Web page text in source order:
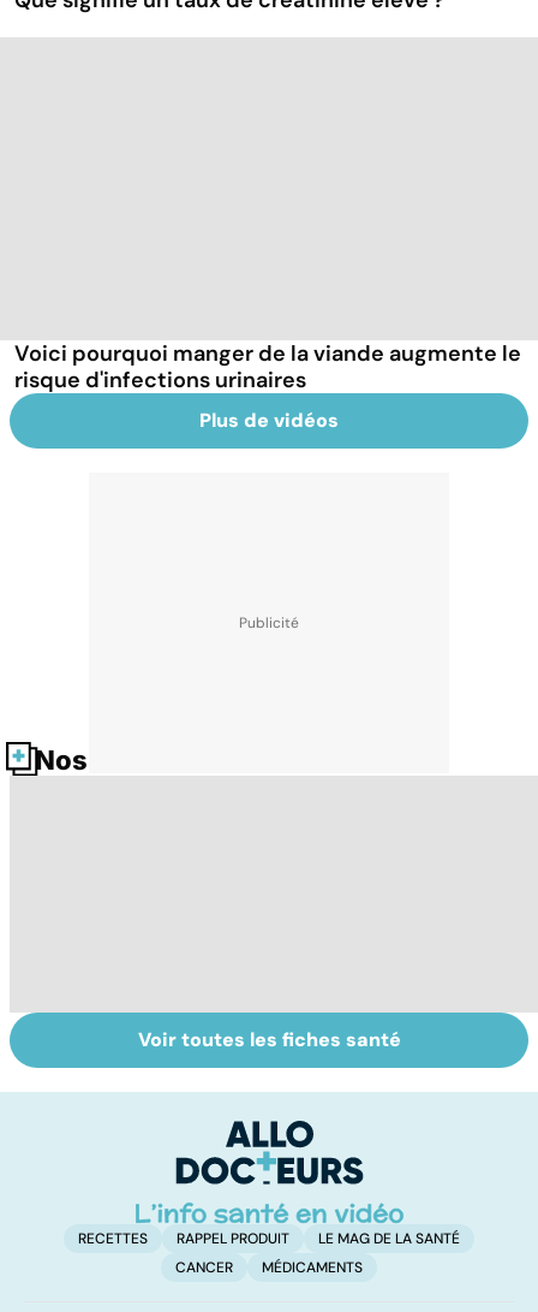
Voici pourquoi manger de la viande augmente le
risque d'infections urinaires
Plus de vidéos
Nos fiches santé
néphrétiques :
Cancer du rein :
un traitement
chirurgical
Voir toutes les fiches santé
RECETTES RAPPEL PRODUIT
LE MAG DE LA SANTÉ
CANCER
MÉDICAMENTS